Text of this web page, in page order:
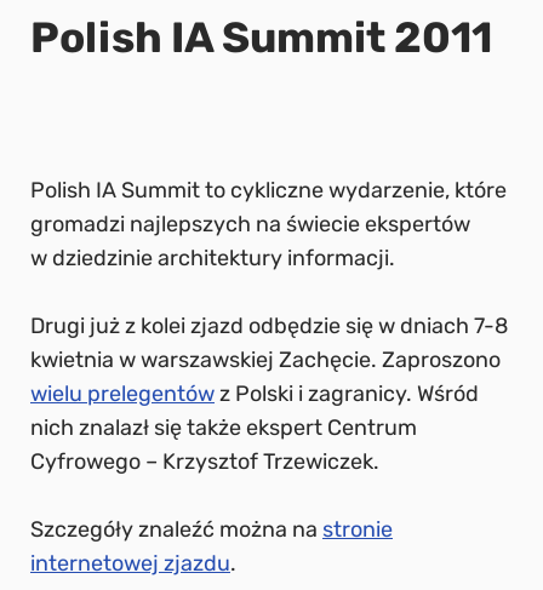
Polish IA Summit 2011
Polish IA Summit to cykliczne wydarzenie, które
gromadzi najlepszych na świecie ekspertów
w dziedzinie architektury informacji.
Drugi już z kolei zjazd odbędzie się w dniach 7-8
kwietnia w warszawskiej Zachęcie. Zaproszono
wielu prelegentówz Polski i zagranicy. Wśród
nich znalazł się także ekspert Centrum
Cyfrowego – Krzysztof Trzewiczek.
Szczegóły znaleźć można na stronie
internetowej zjazdu.